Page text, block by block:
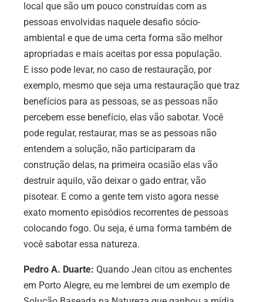
local que são um pouco construídas com as
pessoas envolvidas naquele desafio sócio-
ambiental e que de uma certa forma são melhor
apropriadas e mais aceitas por essa população.
E isso pode levar, no caso de restauração, por
exemplo, mesmo que seja uma restauração que traz
benefícios para as pessoas, se as pessoas não
percebem esse benefício, elas vão sabotar. Você
pode regular, restaurar, mas se as pessoas não
entendem a solução, não participaram da
construção delas, na primeira ocasião elas vão
destruir aquilo, vão deixar o gado entrar, vão
pisotear. E como a gente tem visto agora nesse
exato momento episódios recorrentes de pessoas
colocando fogo. Ou seja, é uma forma também de
você sabotar essa natureza.
Pedro A. Duarte: Quando Jean citou as enchentes
em Porto Alegre, eu me lembrei de um exemplo de